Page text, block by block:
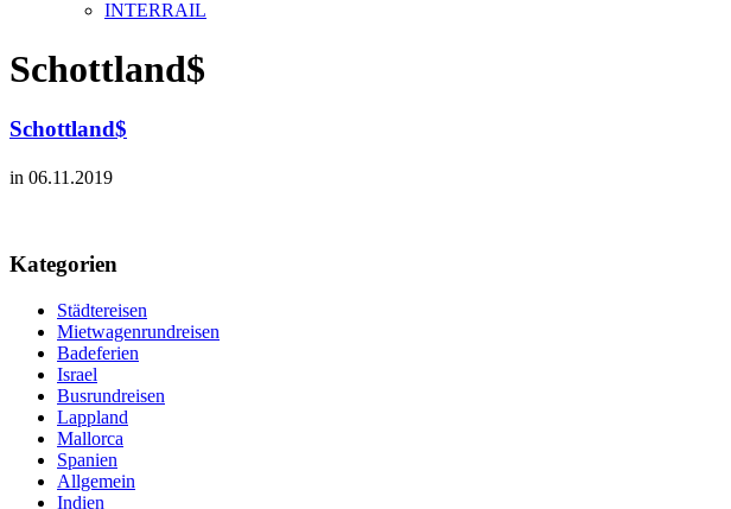
INTERRAIL
Schottland$
Schottland$
in 06.11.2019
Kategorien
Städtereisen
Mietwagenrundreisen
Badeferien
Israel
Busrundreisen
Lappland
Mallorca
Spanien
Allgemein
Indien